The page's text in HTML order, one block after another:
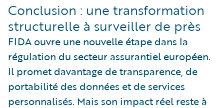
Conclusion : une transformation
structurelle à surveiller de près
FIDA ouvre une nouvelle étape dans la
régulation du secteur assurantiel européen.
Il promet davantage de transparence, de
portabilité des données et de services
personnalisés. Mais son impact réel reste à